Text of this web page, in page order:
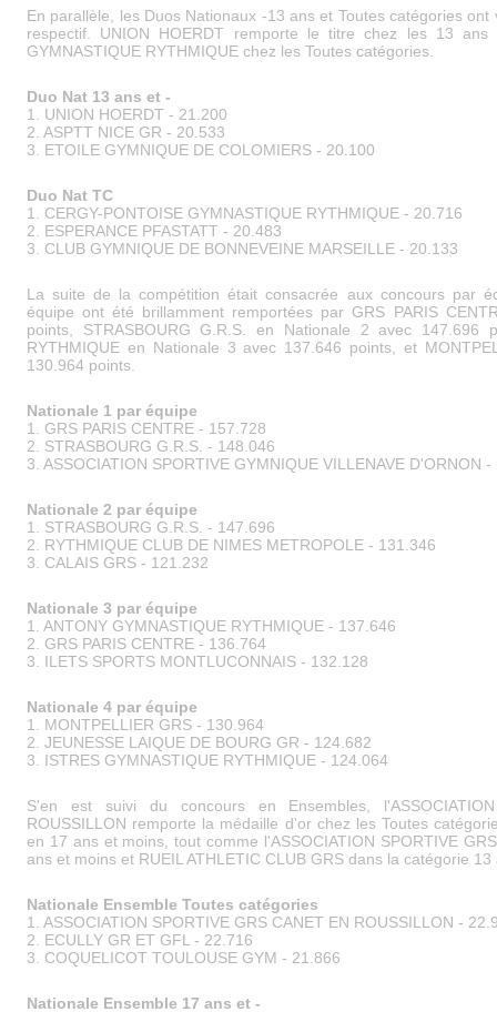
En parallèle, les Duos Nationaux -13 ans et Toutes catégories
respectif. UNION HOERDT remporte le titre chez les 13 ans
GYMNASTIQUE RYTHMIQUE chez les Toutes catégories.
Duo Nat 13 ans et -
1. UNION HOERDT - 21.200
2. ASPTT NICE GR - 20.533
3. ETOILE GYMNIQUE DE COLOMIERS - 20.100
Duo Nat TC
1. CERGY-PONTOISE GYMNASTIQUE RYTHMIQUE - 20.716
2. ESPERANCE PFASTATT - 20.483
3. CLUB GYMNIQUE DE BONNEVEINE MARSEILLE - 20.133
La suite de la compétition était consacrée aux concours par
équipe ont été brillamment remportées par GRS PARIS
points, STRASBOURG G.R.S. en Nationale 2 avec 147.696
RYTHMIQUE en Nationale 3 avec 137.646 points, et
130.964 points.
Nationale 1 par équipe
1. GRS PARIS CENTRE - 157.728
2. STRASBOURG G.R.S. - 148.046
3. ASSOCIATION SPORTIVE GYMNIQUE VILLENAVE D'ORNON
Nationale 2 par équipe
1. STRASBOURG G.R.S. - 147.696
2. RYTHMIQUE CLUB DE NIMES METROPOLE - 131.346
3. CALAIS GRS - 121.232
Nationale 3 par équipe
1. ANTONY GYMNASTIQUE RYTHMIQUE - 137.646
2. GRS PARIS CENTRE - 136.764
3. ILETS SPORTS MONTLUCONNAIS - 132.128
Nationale 4 par équipe
1. MONTPELLIER GRS - 130.964
2. JEUNESSE LAIQUE DE BOURG GR - 124.682
3. ISTRES GYMNASTIQUE RYTHMIQUE - 124.064
S'en est suivi du concours en Ensembles,
ROUSSILLON remporte la médaille d'or chez les Toutes
en 17 ans et moins, tout comme l'ASSOCIATION SPORTIVE
ans et moins et RUEIL ATHLETIC CLUB GRS dans la catégorie
Nationale Ensemble Toutes catégories
1. ASSOCIATION SPORTIVE GRS CANET EN ROUSSILLON -
2. ECULLY GR ET GFL - 22.716
3. COQUELICOT TOULOUSE GYM - 21.866
Nationale Ensemble 17 ans et -